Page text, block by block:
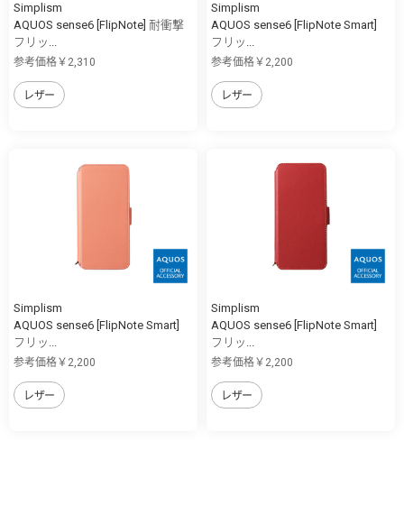
Simplism
AQUOS sense6 [FlipNote] 耐衝撃
フリッ...
参考価格￥2,310
レザー
Simplism
AQUOS sense6 [FlipNote Smart]
フリッ...
参考価格￥2,200
レザー
Simplism
AQUOS sense6 [FlipNote Smart]
フリッ...
参考価格￥2,200
レザー
Simplism
AQUOS sense6 [FlipNote Smart]
フリッ...
参考価格￥2,200
レザー